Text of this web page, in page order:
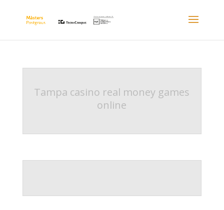
Tampa casino real money games
online